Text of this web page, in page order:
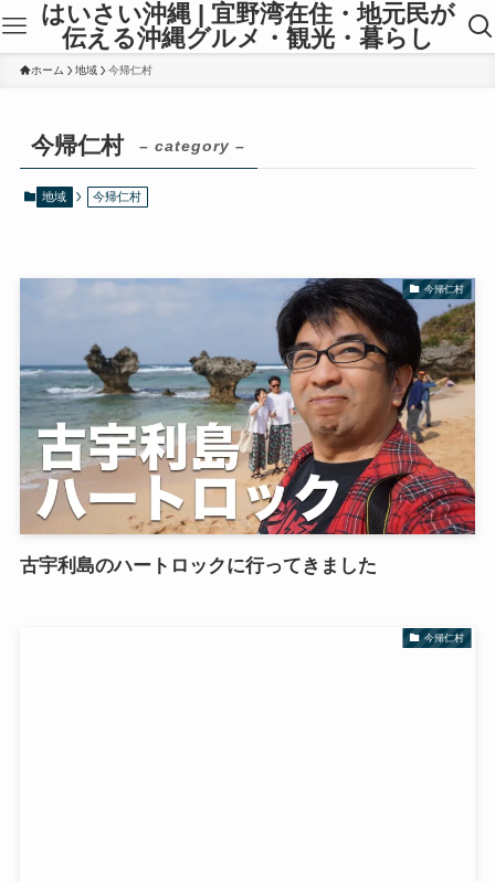
はいさい沖縄 | 宜野湾在住・地元民が
伝える沖縄グルメ・観光・暮らし
ホーム 地域 今帰仁村
今帰仁村 – category –
地域 今帰仁村
今帰仁村
古宇利島のハートロックに行ってきました
今帰仁村